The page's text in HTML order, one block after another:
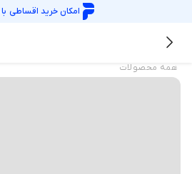
امکان خرید اقساطی با
همه محصولات